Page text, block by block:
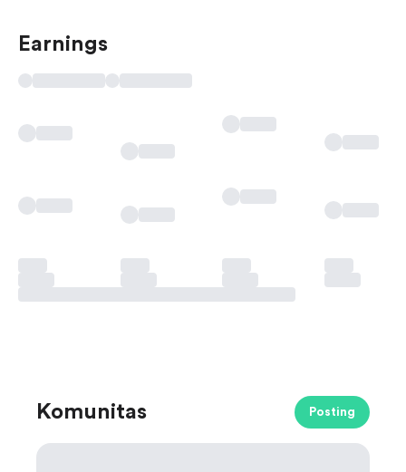
Earnings
Komunitas Posting